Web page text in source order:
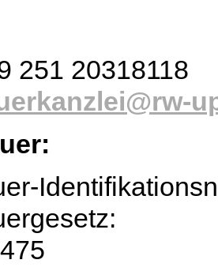
251 20318118